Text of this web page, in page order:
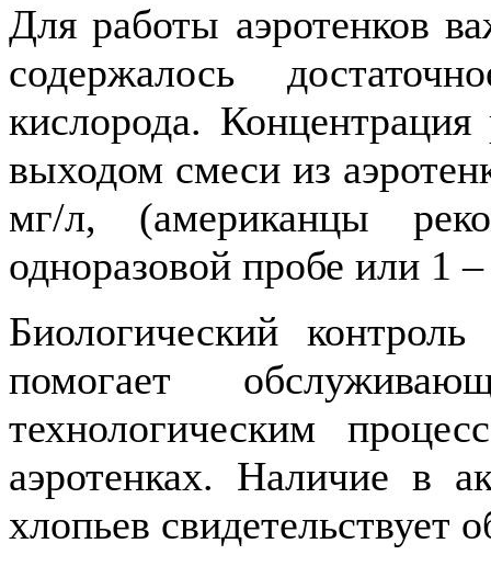
Для работы аэротенков
содержалось
кислорода. Концентрация
выходом смеси из
мг/л, (американцы
одноразовой пробе или 1
Биологический
помогает
технологическим
аэротенках. Наличие в
хлопьев свидетельствует